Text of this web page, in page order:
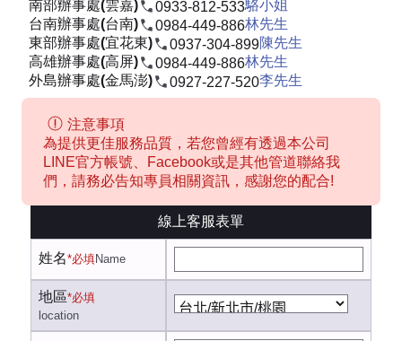
南部辦事處(雲嘉)
0933-812-533駱小姐
台南辦事處(台南)
0984-449-886林先生
東部辦事處(宜花東)
0937-304-899陳先生
高雄辦事處(高屏)
0984-449-886林先生
外島辦事處(金馬澎)
0927-227-520李先生
注意事項
為提供更佳服務品質，若您曾經有透過本公司
LINE官方帳號、Facebook或是其他管道聯絡我
們，請務必告知專員相關資訊，感謝您的配合!
線上客服表單
姓名*必填Name
地區*必填
location